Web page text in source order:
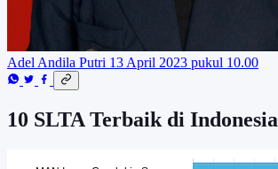
Adel Andila Putri 13 April 2023 pukul 10.00
10 SLTA Terbaik di Indonesia